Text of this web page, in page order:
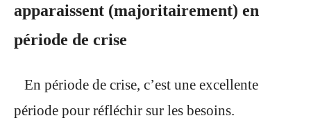
apparaissent (majoritairement) en
période de crise
En période de crise, c’est une excellente
période pour réfléchir sur les besoins.